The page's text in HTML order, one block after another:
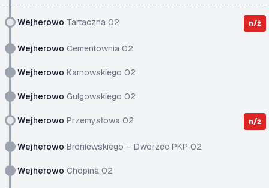
Wejherowo Tartaczna 02 n/ż
Wejherowo Cementownia 02
Wejherowo Karnowskiego 02
Wejherowo Gulgowskiego 02
Wejherowo Przemysłowa 02 n/ż
Wejherowo Broniewskiego – Dworzec PKP 02
Wejherowo Chopina 02